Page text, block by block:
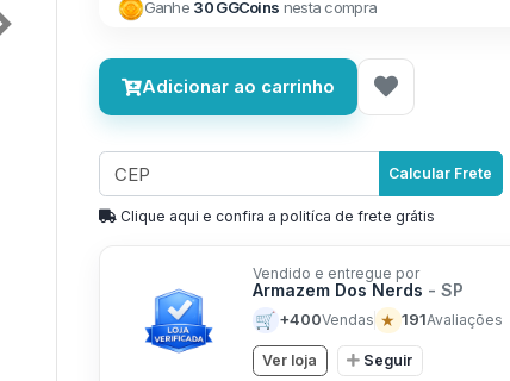
Next
Ganhe 30 GGCoins nesta compra
Adicionar ao carrinho
Calcular Frete
Clique aqui e confira a politíca de frete grátis
Vendido e entregue por
Armazem Dos Nerds - SP
🛒 +400Vendas ★ 191Avaliações
Ver loja Seguir